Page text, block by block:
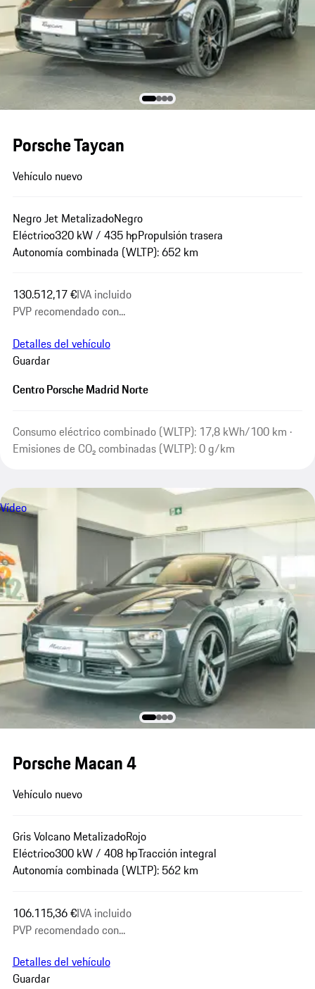
Porsche Taycan
Vehículo nuevo
Negro Jet MetalizadoNegro
Eléctrico320 kW / 435 hpPropulsión trasera
Autonomía combinada (WLTP): 652 km
130.512,17 €IVA incluido
PVP recomendado con...
Detalles del vehículo
Guardar
Centro Porsche Madrid Norte
Consumo eléctrico combinado (WLTP): 17,8 kWh/100 km ·
Emisiones de CO₂ combinadas (WLTP): 0 g/km
Vídeo
Porsche Macan 4
Vehículo nuevo
Gris Volcano MetalizadoRojo
Eléctrico300 kW / 408 hpTracción integral
Autonomía combinada (WLTP): 562 km
106.115,36 €IVA incluido
PVP recomendado con...
Detalles del vehículo
Guardar